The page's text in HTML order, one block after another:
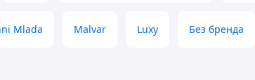
Mlada Malvar Luxy Без бренда